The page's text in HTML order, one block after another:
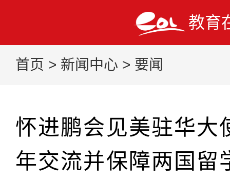
教育
首页 > 新闻中心 > 要闻
怀进鹏会见美驻华大
年交流并保障两国留